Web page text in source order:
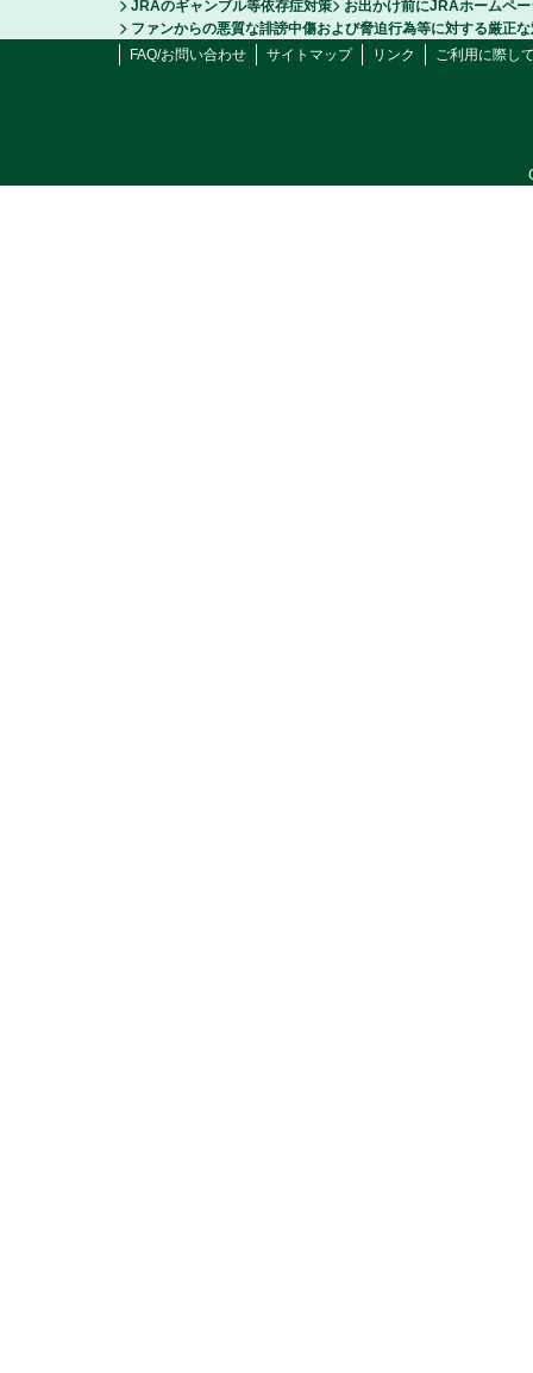
JRAのギャンブル等依存症対策
お出かけ前にJRAホームペ
ファンからの悪質な誹謗中傷および脅迫行為等に対する厳正
FAQ/お問い合わせ
サイトマップ リンク ご利用に際し